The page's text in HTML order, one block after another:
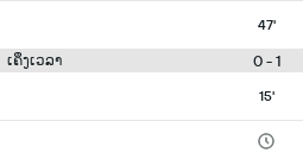
47'
ເຄິ່ງເວລາ 0 - 1
15'